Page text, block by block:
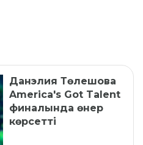
Данэлия Төлешова
America's Got Talent
финалында өнер
көрсетті